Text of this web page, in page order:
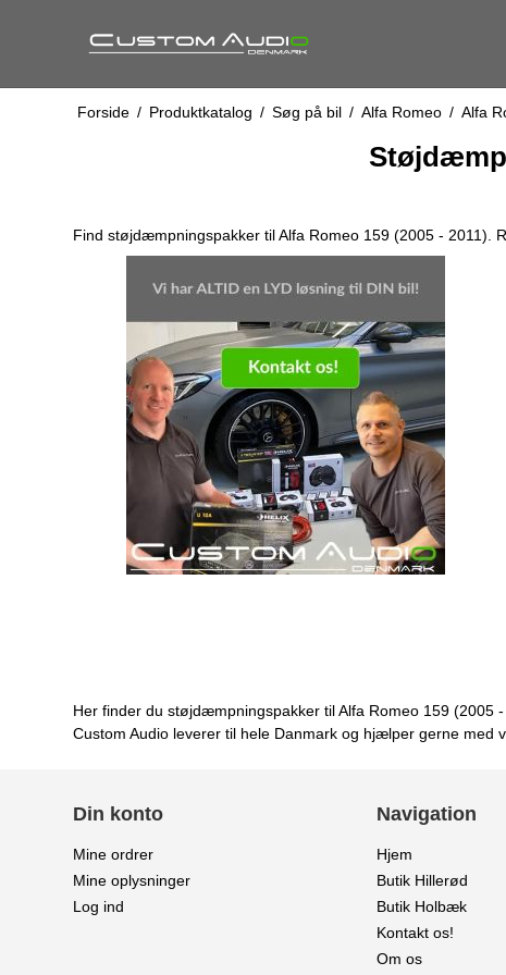
Forside / Produktkatalog / Søg på bil / Alfa Romeo / Alfa
Find støjdæmpningspakker til Alfa Romeo 159 (2005 - 2011).
Her finder du støjdæmpningspakker til Alfa Romeo 159 (2005
Custom Audio leverer til hele Danmark og hjælper gerne med
Din konto
Mine ordrer
Mine oplysninger
Log ind
Navigation
Hjem
Butik Hillerød
Butik Holbæk
Kontakt os!
Om os